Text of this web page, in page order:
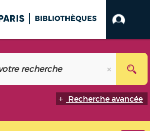
Recherche avancée